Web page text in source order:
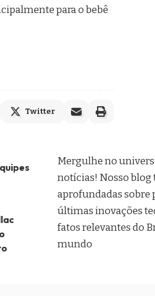
para o bebê
Twitter
Mergulhe no
notícias! Nosso blog
aprofundadas sobre
últimas inovações
fatos relevantes do
mundo